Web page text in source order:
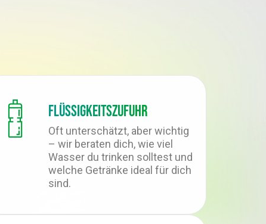
Flüssigkeitszufuhr
Oft unterschätzt, aber wichtig
– wir beraten dich, wie viel
Wasser du trinken solltest und
welche Getränke ideal für dich
sind.